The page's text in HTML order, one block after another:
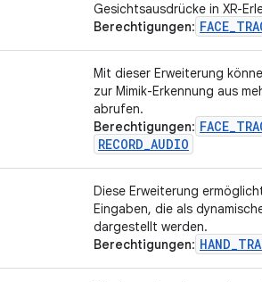
Gesichtsausdrücke in XR-
Berechtigungen:
Mit dieser Erweiterung
zur Mimik-Erkennung aus
abrufen.
Berechtigungen:
RECORD_AUDIO
Diese Erweiterung
Eingaben, die als
dargestellt werden.
Berechtigungen: